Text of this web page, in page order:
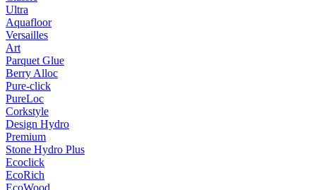
Ultra
Aquafloor
Versailles
Art
Parquet Glue
Berry Alloc
Pure-click
PureLoc
Corkstyle
Design Hydro
Premium
Stone Hydro Plus
Ecoclick
EcoRich
EcoWood